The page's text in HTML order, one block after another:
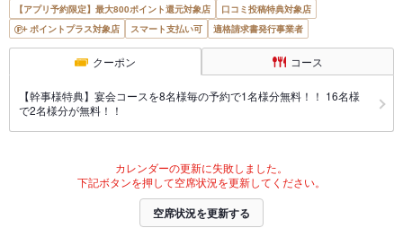
【アプリ予約限定】最大800ポイント還元対象店
口コミ投稿特典対象店
ポイントプラス対象店
スマート支払い可 適格請求書発行事業者
クーポン コース
【幹事様特典】宴会コースを8名様毎の予約で1名様分無料！！ 16名様
で2名様分が無料！！
カレンダーの更新に失敗しました。
下記ボタンを押して空席状況を更新してください。
空席状況を更新する